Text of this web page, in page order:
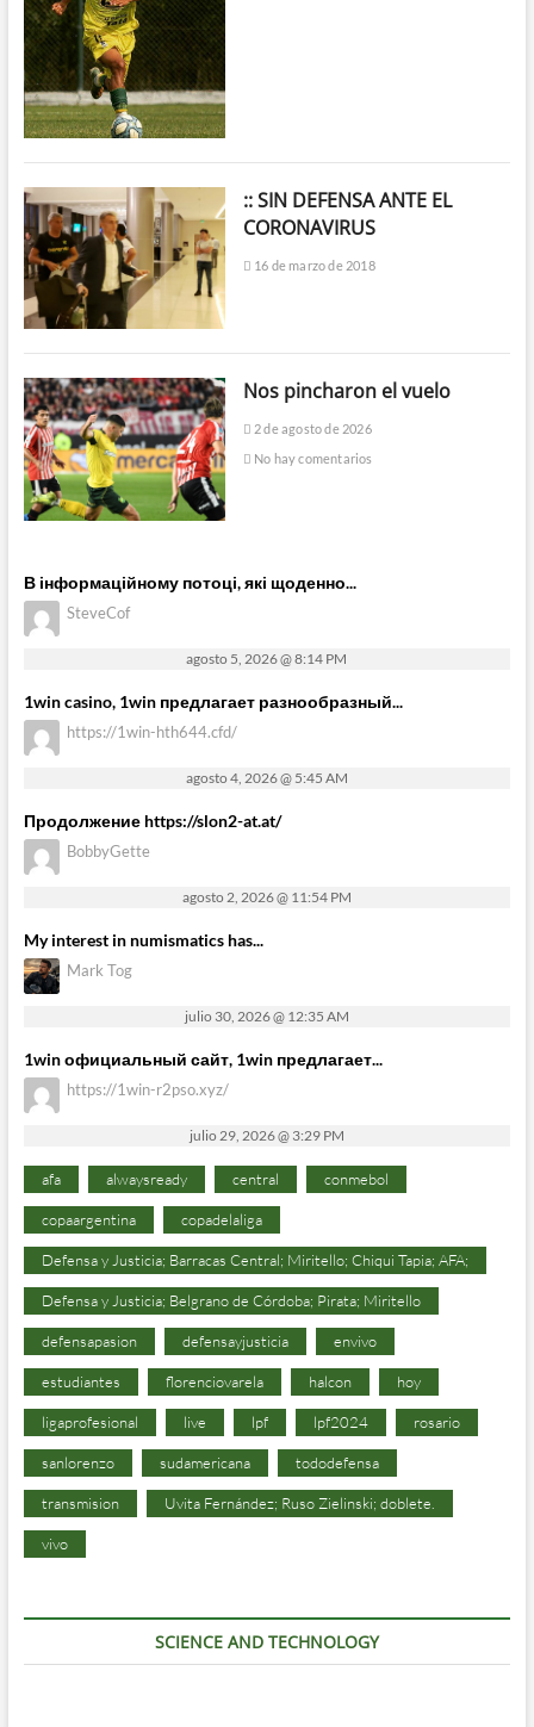
:: SIN DEFENSA ANTE EL
CORONAVIRUS
16 de marzo de 2018
Nos pincharon el vuelo
2 de agosto de 2026
No hay comentarios
В інформаційному потоці, які щоденно...
SteveCof
agosto 5, 2026 @ 8:14 PM
1win casino, 1win предлагает разнообразный...
https://1win-hth644.cfd/
agosto 4, 2026 @ 5:45 AM
Продолжение https://slon2-at.at/
BobbyGette
agosto 2, 2026 @ 11:54 PM
My interest in numismatics has...
Mark Tog
julio 30, 2026 @ 12:35 AM
1win официальный сайт, 1win предлагает...
https://1win-r2pso.xyz/
julio 29, 2026 @ 3:29 PM
afa alwaysready central conmebol
copaargentina copadelaliga
Defensa y Justicia; Barracas Central; Miritello; Chiqui Tapia; AFA;
Defensa y Justicia; Belgrano de Córdoba; Pirata; Miritello
defensapasion defensayjusticia envivo
estudiantes florenciovarela halcon hoy
ligaprofesional live lpf lpf2024 rosario
sanlorenzo sudamericana tododefensa
transmision Uvita Fernández; Ruso Zielinski; doblete.
vivo
SCIENCE AND TECHNOLOGY